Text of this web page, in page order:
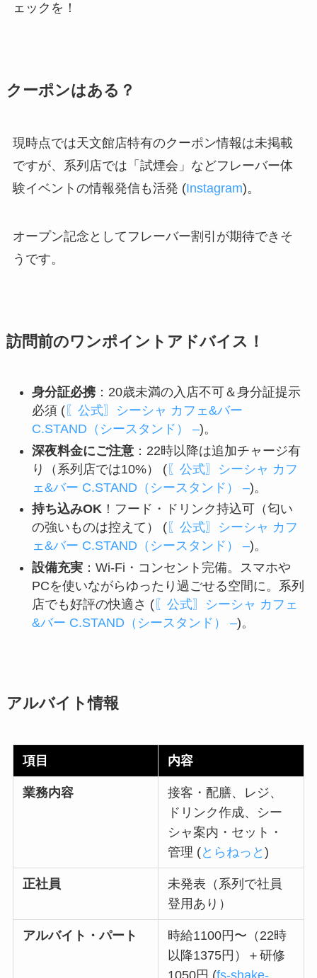
ェックを！
クーポンはある？
現時点では天文館店特有のクーポン情報は未掲載
ですが、系列店では「試煙会」などフレーバー体
験イベントの情報発信も活発 (Instagram)。
オープン記念としてフレーバー割引が期待できそ
うです。
訪問前のワンポイントアドバイス！
身分証必携：20歳未満の入店不可＆身分証提示
必須 (〖公式〗シーシャ カフェ&バー
C.STAND（シースタンド） –)。
深夜料金にご注意：22時以降は追加チャージ有
り（系列店では10%） (〖公式〗シーシャ カフ
ェ&バー C.STAND（シースタンド） –)。
持ち込みOK！フード・ドリンク持込可（匂い
の強いものは控えて） (〖公式〗シーシャ カフ
ェ&バー C.STAND（シースタンド） –)。
設備充実：Wi‑Fi・コンセント完備。スマホや
PCを使いながらゆったり過ごせる空間に。系列
店でも好評の快適さ (〖公式〗シーシャ カフェ
&バー C.STAND（シースタンド） –)。
アルバイト情報
項目 内容
業務内容
接客・配膳、レジ、
ドリンク作成、シー
シャ案内・セット・
管理 (とらねっと)
正社員
未発表（系列で社員
登用あり）
アルバイト・パート
時給1100円〜（22時
以降1375円）＋研修
1050円 (fs-shake-